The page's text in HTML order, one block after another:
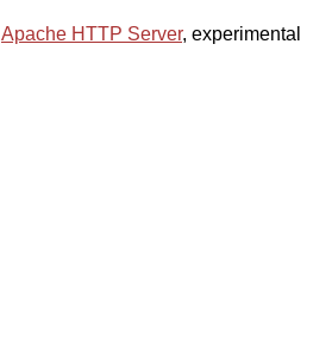
Apache HTTP Server, experimental